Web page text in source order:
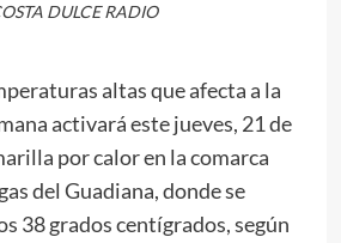
DULCE RADIO
altas que afecta a la
activará este jueves, 21 de
por calor en la comarca
del Guadiana, donde se
38 grados centígrados, según